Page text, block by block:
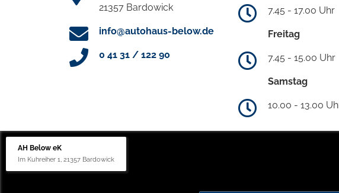
21357 Bardowick
info@autohaus-below.de
0 41 31 / 122 90
7.45 - 17.00 Uhr
Freitag
7.45 - 15.00 Uhr
Samstag
10.00 - 13.00
AH Below eK
Im Kuhreiher 1, 21357 Bardowick